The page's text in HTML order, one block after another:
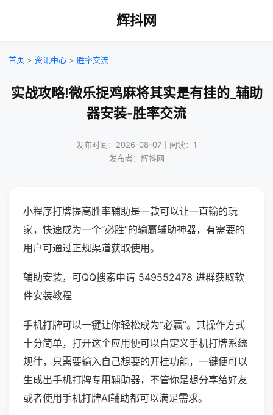
辉抖网
首页 > 资讯中心 > 胜率交流
实战攻略!微乐捉鸡麻将其实是有挂的_辅助
器安装-胜率交流
发布时间：2026-08-07｜阅读：1
发布者：辉抖网
小程序打牌提高胜率辅助是一款可以让一直输的玩
家，快速成为一个“必胜”的输赢辅助神器，有需要的
用户可通过正规渠道获取使用。
辅助安装，可QQ搜索申请 549552478 进群获取软
件安装教程
手机打牌可以一键让你轻松成为“必赢”。其操作方式
十分简单，打开这个应用便可以自定义手机打牌系统
规律，只需要输入自己想要的开挂功能，一键便可以
生成出手机打牌专用辅助器，不管你是想分享给好友
或者使用手机打牌AI辅助都可以满足需求。